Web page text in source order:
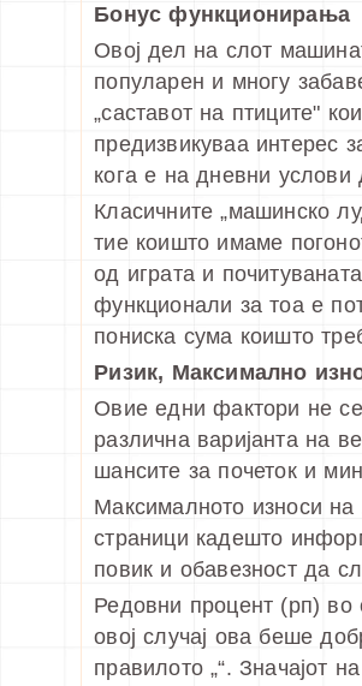
Бонус функционирања
Овој дел на слот
популарен и многу
„саставот на птиците"
предизвикуваа интерес
кога е на дневни услови
Класичните „машинско
тие коишто имаме
од играта и
функционали за тоа е
пониска сума коишто
Ризик, Максимално
Овие едни фактори не
различна варијанта на
шансите за почеток и
Максималното износи
страници кадешто
повик и обавезност да
Редовни процент (рп)
овој случај ова беше
правилото „“. Значајот